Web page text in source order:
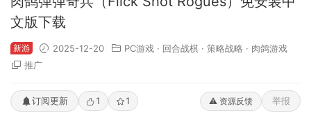
文版下载
新游 2025-12-20 PC游戏 · 回合战棋 · 策略战略 · 肉鸽游戏
推广
订阅更新 1 1 ⚠️ 资源反馈 举报